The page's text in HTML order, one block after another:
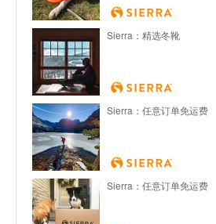
Sierra：精选冬靴
Sierra：任意订单免运费
Sierra：任意订单免运费